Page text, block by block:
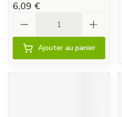
6,09 €
Ajouter au panier